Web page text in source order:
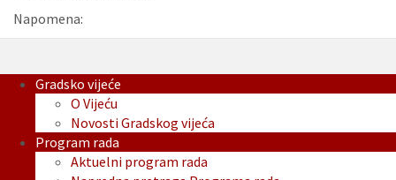
Napomena:
Gradsko vijeće
O Vijeću
Novosti Gradskog vijeća
Program rada
Aktuelni program rada